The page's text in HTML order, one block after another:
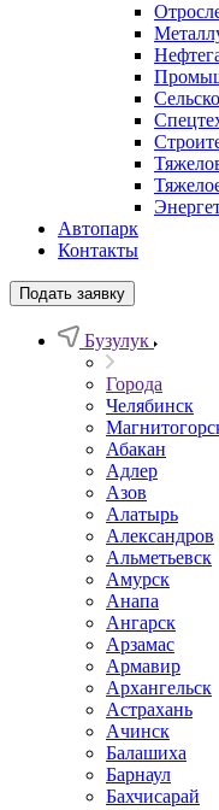
Автопарк
Контакты
Подать заявку
Бузулук
Города
Челябинск
Абакан
Адлер
Азов
Алатырь
Александров
Альметьевск
Амурск
Анапа
Ангарск
Арзамас
Армавир
Архангельск
Астрахань
Ачинск
Балашиха
Барнаул
Бахчисарай